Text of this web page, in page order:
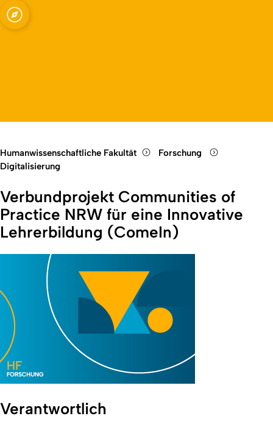
Open quicklink menu
Humanwissenschaftliche Fakultät
Forschung
Digitalisierung
Verbundprojekt Communities of
Practice NRW für eine Innovative
Lehrerbildung (ComeIn)
Verantwortlich